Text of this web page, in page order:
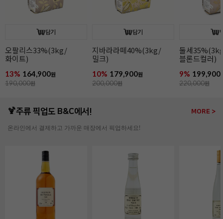
담기
오팔리스33%(3kg/
화이트)
13% 164,900원
190,000원
담기
지바라라떼40%(3kg/
밀크)
10% 179,900원
200,000원
둘세
블론드컬러)
9% 199,900
220,000원
🍹주류 픽업도 B&C에서! MORE >
온라인에서 결제하고 가까운 매장에서 픽업하세요!